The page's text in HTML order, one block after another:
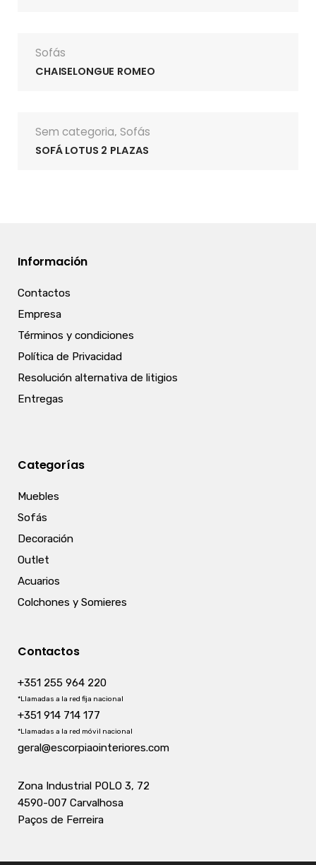
Sofás
CHAISELONGUE ROMEO
Sem categoria, Sofás
SOFÁ LOTUS 2 PLAZAS
Información
Contactos
Empresa
Términos y condiciones
Política de Privacidad
Resolución alternativa de litigios
Entregas
Categorías
Muebles
Sofás
Decoración
Outlet
Acuarios
Colchones y Somieres
Contactos
+351 255 964 220
*Llamadas a la red fija nacional
+351 914 714 177
*Llamadas a la red móvil nacional
geral@escorpiaointeriores.com
Zona Industrial POLO 3, 72
4590-007 Carvalhosa
Paços de Ferreira